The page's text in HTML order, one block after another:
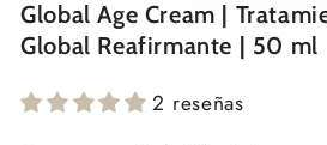
Global Age Cream |
Global Reafirmante | 50 ml
2 reseñas